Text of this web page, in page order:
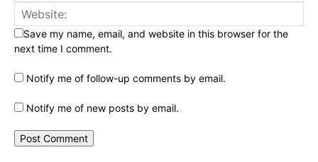
Save my name, email, and website in this browser for the
next time I comment.
Notify me of follow-up comments by email.
Notify me of new posts by email.